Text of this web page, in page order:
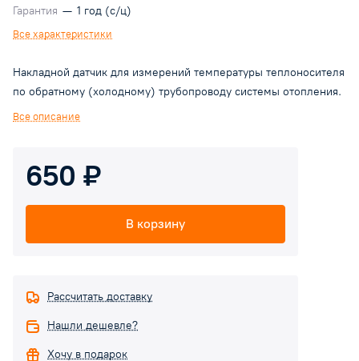
Гарантия — 1 год (с/ц)
Все характеристики
Накладной датчик для измерений температуры теплоносителя
по обратному (холодному) трубопроводу системы отопления.
Все описание
650 ₽
В корзину
Рассчитать доставку
Нашли дешевле?
Хочу в подарок